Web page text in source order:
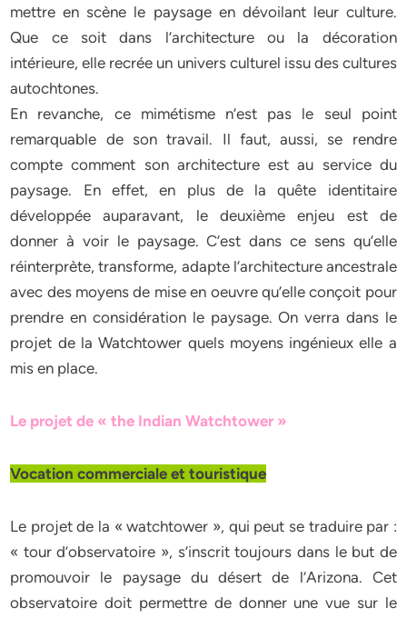
mettre en scène le paysage en dévoilant leur culture.
Que ce soit dans l’architecture ou la décoration
intérieure, elle recrée un univers culturel issu des cultures
autochtones.
En revanche, ce mimétisme n’est pas le seul point
remarquable de son travail. Il faut, aussi, se rendre
compte comment son architecture est au service du
paysage. En effet, en plus de la quête identitaire
développée auparavant, le deuxième enjeu est de
donner à voir le paysage. C’est dans ce sens qu’elle
réinterprète, transforme, adapte l’architecture ancestrale
avec des moyens de mise en oeuvre qu’elle conçoit pour
prendre en considération le paysage. On verra dans le
projet de la Watchtower quels moyens ingénieux elle a
mis en place.
Le projet de « the Indian Watchtower »
Vocation commerciale et touristique
Le projet de la « watchtower », qui peut se traduire par :
« tour d’observatoire », s’inscrit toujours dans le but de
promouvoir le paysage du désert de l’Arizona. Cet
observatoire doit permettre de donner une vue sur le